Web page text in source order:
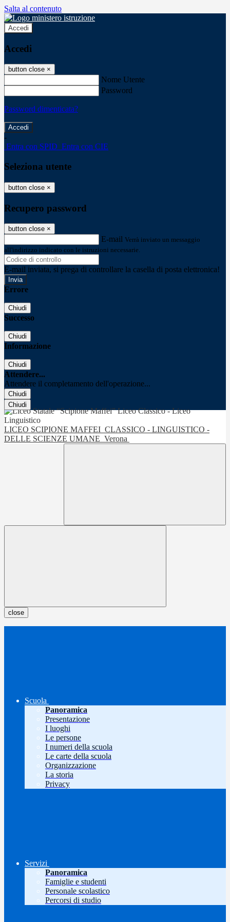
Salta al contenuto
Accedi
Accedi
button close ×
Nome Utente
Password
Password dimenticata?
-
Entra con SPID Entra con CIE
Seleziona utente
button close ×
Recupero password
button close ×
E-mail Verrà inviato un messaggio
all'indirizzo indicato con le istruzioni necessarie.
E-mail inviata, si prega di controllare la casella di posta elettronica!
Errore
Chiudi
Successo
Chiudi
Informazione
Chiudi
Attendere...
Attendere il completamento dell'operazione...
Chiudi
Chiudi
LICEO SCIPIONE MAFFEI CLASSICO - LINGUISTICO -
DELLE SCIENZE UMANE Verona
close
Scuola
Panoramica
Presentazione
I luoghi
Le persone
I numeri della scuola
Le carte della scuola
Organizzazione
La storia
Privacy
Servizi
Panoramica
Famiglie e studenti
Personale scolastico
Percorsi di studio